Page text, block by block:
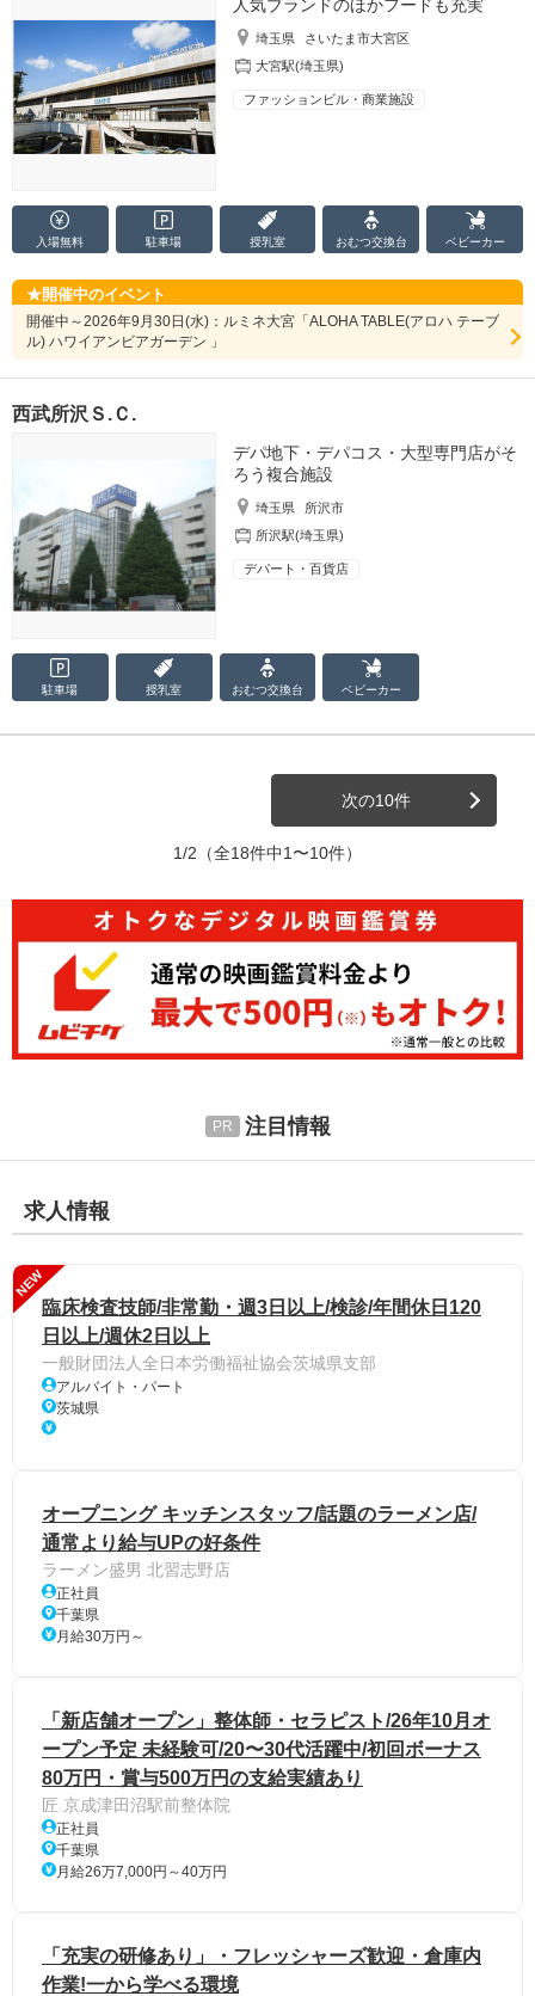
人気ブランドのほかフードも充実
埼玉県
さいたま市大宮区
大宮駅(埼玉県)
ファッションビル・商業施設
入場無料 駐車場 授乳室 おむつ交換台 ベビーカー
開催中のイベント
開催中～2026年9月30日(水)：ルミネ大宮「ALOHA TABLE(アロハ テーブ
ル) ハワイアンビアガーデン 」
西武所沢Ｓ.Ｃ.
デパ地下・デパコス・大型専門店がそ
ろう複合施設
埼玉県
所沢市
所沢駅(埼玉県)
デパート・百貨店
駐車場 授乳室 おむつ交換台 ベビーカー
次の10件
1/2 （全18件中1〜10件）
注目情報
求人情報
NEW
臨床検査技師/非常勤・週3日以上/検診/年間休日120
日以上/週休2日以上
一般財団法人全日本労働福祉協会茨城県支部
アルバイト・パート
茨城県
オープニング キッチンスタッフ/話題のラーメン店/
通常より給与UPの好条件
ラーメン盛男 北習志野店
正社員
千葉県
月給30万円～
「新店舗オープン」整体師・セラピスト/26年10月オ
ープン予定 未経験可/20〜30代活躍中/初回ボーナス
80万円・賞与500万円の支給実績あり
匠 京成津田沼駅前整体院
正社員
千葉県
月給26万7,000円～40万円
「充実の研修あり」・フレッシャーズ歓迎・倉庫内
作業!一から学べる環境